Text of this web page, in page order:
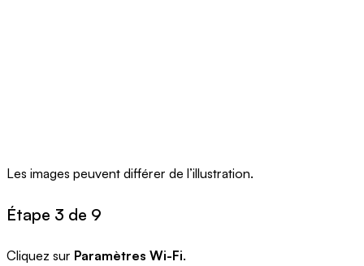
Les images peuvent différer de l’illustration.
Étape 3 de 9
Cliquez sur Paramètres Wi-Fi.